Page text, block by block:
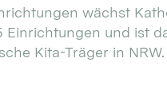
wächst
Einrichtungen und ist
Kita-Träger in NRW.